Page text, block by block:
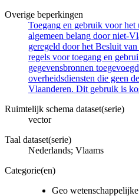
Overige beperkingen
Toegang en gebruik voor het
algemeen belang door niet-
geregeld door het Besluit
regels voor toegang en
gegevensbronnen
overheidsdiensten die geen
Vlaanderen. Dit gebruik is
Ruimtelijk schema dataset(serie)
vector
Taal dataset(serie)
Nederlands; Vlaams
Categorie(en)
Geo